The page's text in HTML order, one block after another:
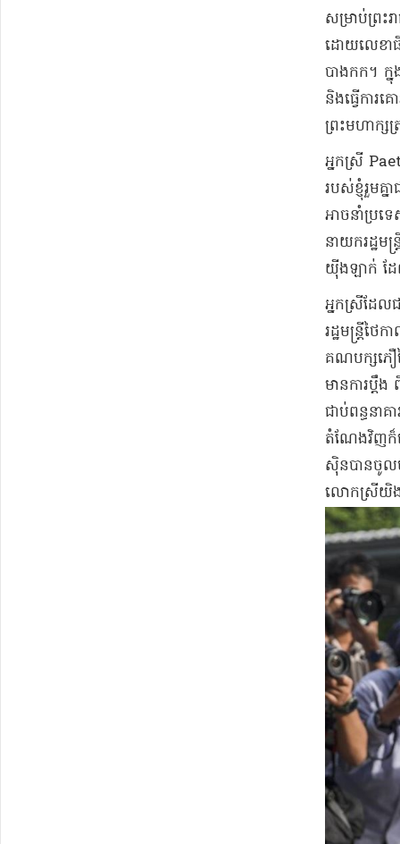
សម្រាប់​ព្រះ
ដោយ​លេខា
បាងកក​។ ក្
និង​ធ្វើការ​
ព្រះមហាក្ស
អ្នកស្រី
របស់ខ្ញុំ​រួមគ្
អាច​នាំ​ប្រទ
នាយករដ្ឋមន្
យ៉ី​ង​ឡាក់ ដែ
អ្នកស្រី​ដែល
រដ្ឋមន្ត្រី​ថ
គណបក្ស​ភឿ​ថ
មាន​ការប្តឹ
ជាប់ពន្ធនា
តំណែង​វិញ​ក៏ដ
ស៊ិន​បាន​ចូល
លោកស្រី​យិ​ង​ឡ